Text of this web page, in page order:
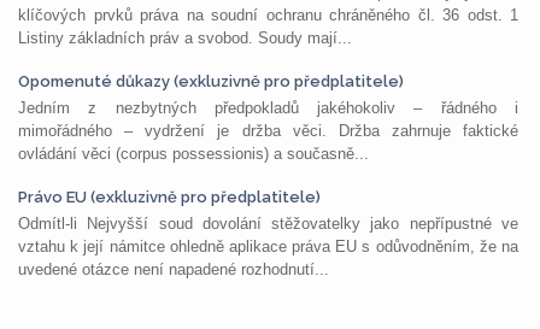
klíčových prvků práva na soudní ochranu chráněného čl. 36 odst. 1
Listiny základních práv a svobod. Soudy mají...
Opomenuté důkazy (exkluzivně pro předplatitele)
Jedním z nezbytných předpokladů jakéhokoliv – řádného i
mimořádného – vydržení je držba věci. Držba zahrnuje faktické
ovládání věci (corpus possessionis) a současně...
Právo EU (exkluzivně pro předplatitele)
Odmítl-li Nejvyšší soud dovolání stěžovatelky jako nepřípustné ve
vztahu k její námitce ohledně aplikace práva EU s odůvodněním, že na
uvedené otázce není napadené rozhodnutí...